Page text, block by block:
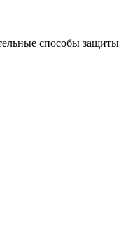
способы защиты